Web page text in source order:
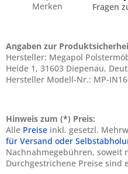
Merken Fragen
Angaben zur
Hersteller: Megapol
Heide 1, 31603 Diepenau,
Hersteller Modell-Nr.: MP-
Hinweis zum (*) Preis:
Alle Preise inkl. gesetzl.
für Versand oder
Nachnahmegebühren, soweit
Durchgestrichene Preise sind